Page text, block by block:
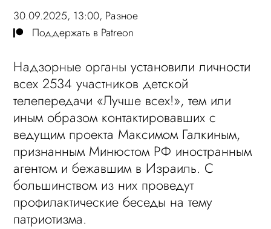
30.09.2025, 13:00, Разное
Поддержать в Patreon
Надзорные органы установили личности
всех 2534 участников детской
телепередачи «Лучше всех!», тем или
иным образом контактировавших с
ведущим проекта Максимом Галкиным,
признанным Минюстом РФ иностранным
агентом и бежавшим в Израиль. С
большинством из них проведут
профилактические беседы на тему
патриотизма.